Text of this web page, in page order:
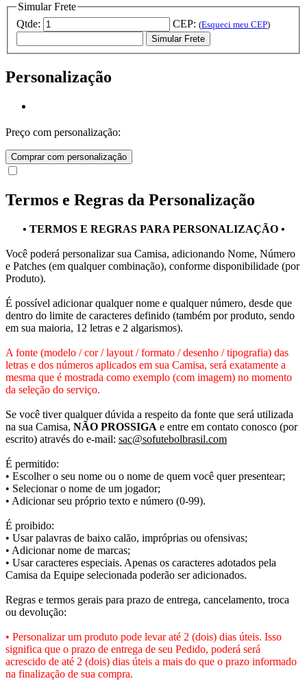
Simular Frete
Qtde:
CEP: (Esqueci meu CEP)
Simular Frete
Personalização
Preço com personalização:
Comprar com personalização
Termos e Regras da Personalização
• TERMOS E REGRAS PARA PERSONALIZAÇÃO •
Você poderá personalizar sua Camisa, adicionando Nome, Número
e Patches (em qualquer combinação), conforme disponibilidade (por
Produto).
É possível adicionar qualquer nome e qualquer número, desde que
dentro do limite de caracteres definido (também por produto, sendo
em sua maioria, 12 letras e 2 algarismos).
A fonte (modelo / cor / layout / formato / desenho / tipografia) das
letras e dos números aplicados em sua Camisa, será exatamente a
mesma que é mostrada como exemplo (com imagem) no momento
da seleção do serviço.
Se você tiver qualquer dúvida a respeito da fonte que será utilizada
na sua Camisa, NÃO PROSSIGA e entre em contato conosco (por
escrito) através do e-mail: sac@sofutebolbrasil.com
É permitido:
• Escolher o seu nome ou o nome de quem você quer presentear;
• Selecionar o nome de um jogador;
• Adicionar seu próprio texto e número (0-99).
É proibido:
• Usar palavras de baixo calão, impróprias ou ofensivas;
• Adicionar nome de marcas;
• Usar caracteres especiais. Apenas os caracteres adotados pela
Camisa da Equipe selecionada poderão ser adicionados.
Regras e termos gerais para prazo de entrega, cancelamento, troca
ou devolução:
• Personalizar um produto pode levar até 2 (dois) dias úteis. Isso
significa que o prazo de entrega de seu Pedido, poderá será
acrescido de até 2 (dois) dias úteis a mais do que o prazo informado
na finalização de sua compra.